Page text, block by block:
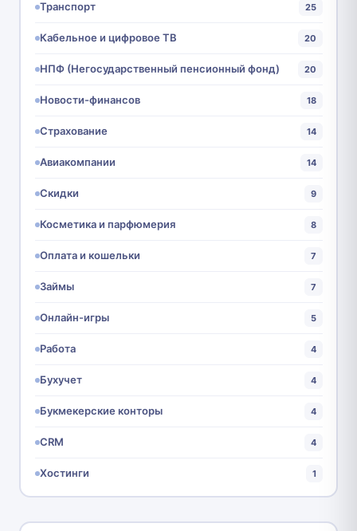
Транспорт 25
Кабельное и цифровое ТВ 20
НПФ (Негосударственный пенсионный фонд) 20
Новости-финансов 18
Страхование 14
Авиакомпании 14
Скидки 9
Косметика и парфюмерия 8
Оплата и кошельки 7
Займы 7
Онлайн-игры 5
Работа 4
Бухучет 4
Букмекерские конторы 4
CRM 4
Хостинги 1